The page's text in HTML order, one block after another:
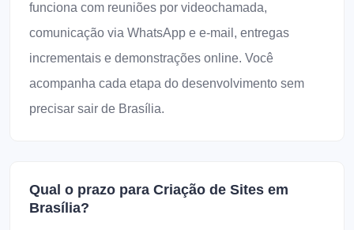
funciona com reuniões por videochamada,
comunicação via WhatsApp e e-mail, entregas
incrementais e demonstrações online. Você
acompanha cada etapa do desenvolvimento sem
precisar sair de Brasília.
Qual o prazo para Criação de Sites em
Brasília?